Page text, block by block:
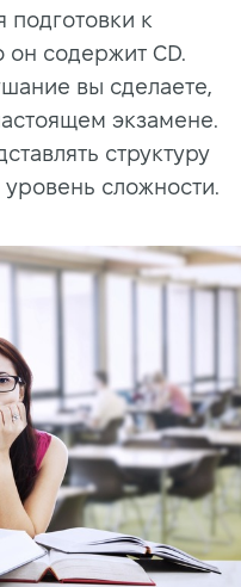
подготовки к
он содержит CD.
вы сделаете,
экзамене.
структуру
сложности.